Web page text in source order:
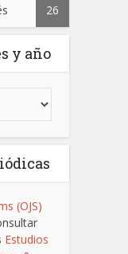
26
y año
(OJS)
Estudios